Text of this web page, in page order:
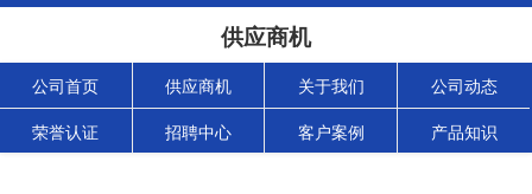
供应商机
公司首页 供应商机 关于我们 公司动态
荣誉认证 招聘中心 客户案例 产品知识